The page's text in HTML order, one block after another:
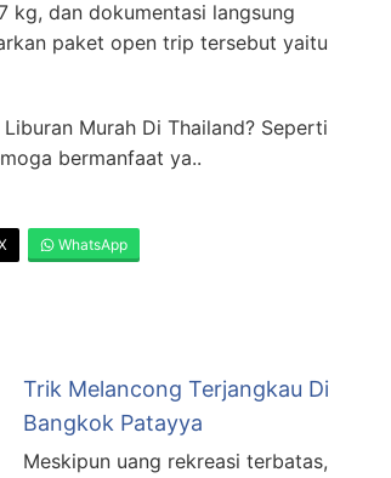
kg, dan dokumentasi langsung
paket open trip tersebut yaitu
Murah Di Thailand? Seperti
bermanfaat ya..
WhatsApp
Trik Melancong Terjangkau Di
Bangkok Patayya
Meskipun uang rekreasi terbatas,